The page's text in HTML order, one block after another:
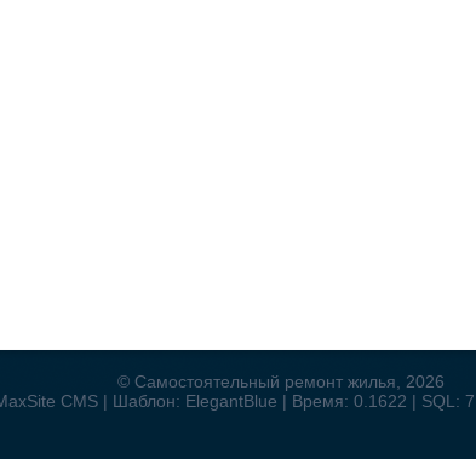
© Самостоятельный ремонт жилья, 2026
CMS | Шаблон: ElegantBlue | Время: 0.1622 | SQL: